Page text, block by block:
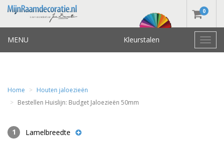
0
MENU Kleurstalen
Home
Houten jaloezieën
Bestellen Huislijn: Budget Jaloezieën 50mm
Lamelbreedte